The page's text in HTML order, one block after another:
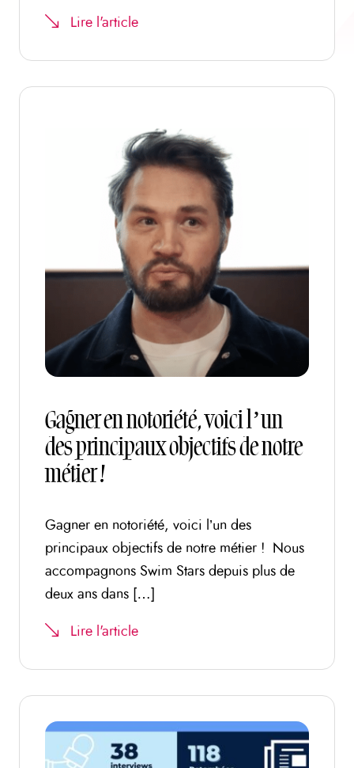
Lire l'article
Gagner en notoriété, voici l’un
des principaux objectifs de notre
métier !
Gagner en notoriété, voici l’un des
principaux objectifs de notre métier ! Nous
accompagnons Swim Stars depuis plus de
deux ans dans […]
Lire l'article